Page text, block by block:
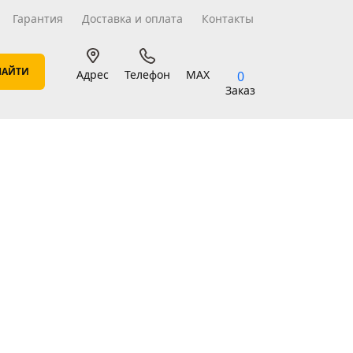
Гарантия Доставка и оплата Контакты
Адрес Телефон MAX 0
Заказ